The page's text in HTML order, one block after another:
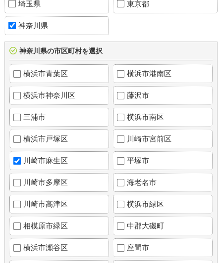
埼玉県 東京都
神奈川県
神奈川県の市区町村を選択
横浜市青葉区 横浜市港南区
横浜市神奈川区 藤沢市
三浦市 横浜市南区
横浜市戸塚区 川崎市宮前区
川崎市麻生区 平塚市
川崎市多摩区 海老名市
川崎市高津区 横浜市緑区
相模原市緑区 中郡大磯町
横浜市瀬谷区 座間市